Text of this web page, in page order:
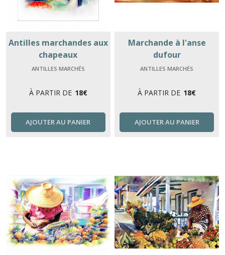
Antilles marchandes aux
chapeaux
ANTILLES MARCHÉS
À PARTIR DE 18€
AJOUTER AU PANIER
Marchande à l'anse
dufour
ANTILLES MARCHÉS
À PARTIR DE 18€
AJOUTER AU PANIER